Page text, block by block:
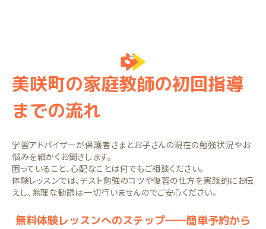
美咲町の家庭教師の初回指導
までの流れ
学習アドバイザーが保護者さまとお子さんの現在の勉強状況やお
悩みを細かくお聞きします。
困っていること、心配なことは何でもご相談ください。
体験レッスンでは、テスト勉強のコツや復習の仕方を実践的にお伝
えし、無理な勧誘は一切行いませんのでご安心ください。
無料体験レッスンへのステップ――簡単予約から